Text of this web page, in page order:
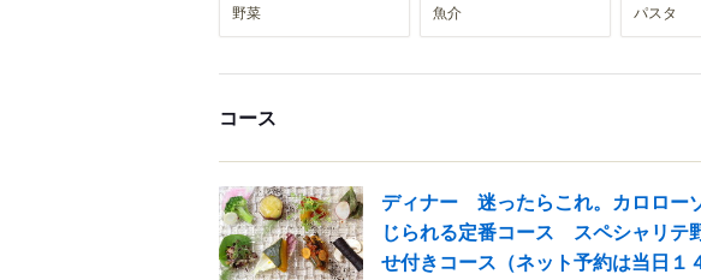
野菜 魚介 パスタ
コース
ディナー 迷ったらこれ。カロロー
じられる定番コース スペシャリテ
せ付きコース（ネット予約は当日１